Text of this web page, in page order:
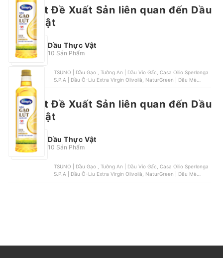
Bài Viết Đề Xuất Sản liên quan đến Dầu
Thực Vật
Dầu Thực Vật
10 Sản Phẩm
TSUNO | Dầu Gạo , Tường An | Dầu Vio Gấc, Casa Oilio Sperlonga
S.P.A | Dầu Ô-Liu Extra Virgin Olivoilà, NaturGreen | Dầu Mè
Nổi bật
Bài Viết Đề Xuất Sản liên quan đến Dầu
Thực Vật
Dầu Thực Vật
10 Sản Phẩm
TSUNO | Dầu Gạo , Tường An | Dầu Vio Gấc, Casa Oilio Sperlonga
S.P.A | Dầu Ô-Liu Extra Virgin Olivoilà, NaturGreen | Dầu Mè